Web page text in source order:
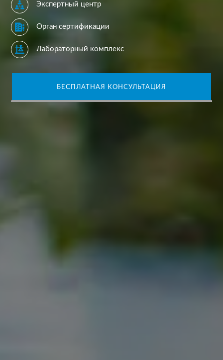
Экспертный центр
Орган сертификации
Лабораторный комплекс
БЕСПЛАТНАЯ КОНСУЛЬТАЦИЯ